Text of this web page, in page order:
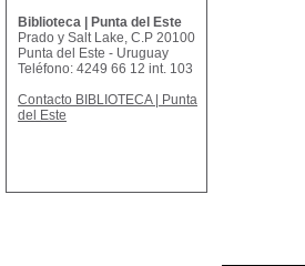
Biblioteca | Punta del Este
Prado y Salt Lake, C.P 20100
Punta del Este - Uruguay
Teléfono: 4249 66 12 int. 103
Contacto BIBLIOTECA | Punta
del Este